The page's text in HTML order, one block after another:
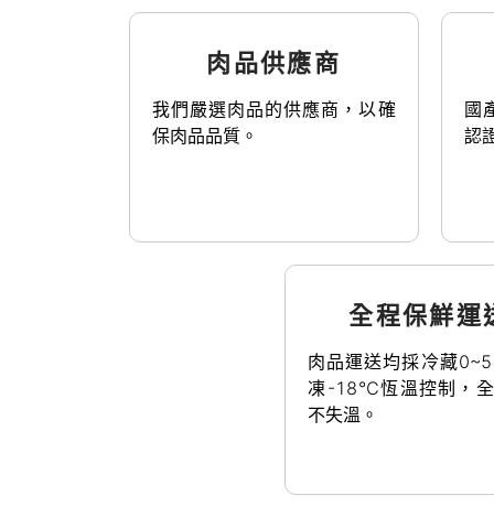
肉品供應商
我們嚴選肉品的供應商，以確
保肉品品質。
國
認
全程保鮮運
肉品運送均採冷藏
凍-18℃恆溫控制，
不失溫。